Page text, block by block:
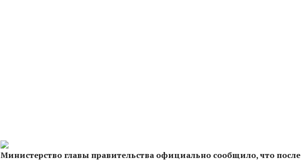
Министерство главы правительства официально сообщило, что после